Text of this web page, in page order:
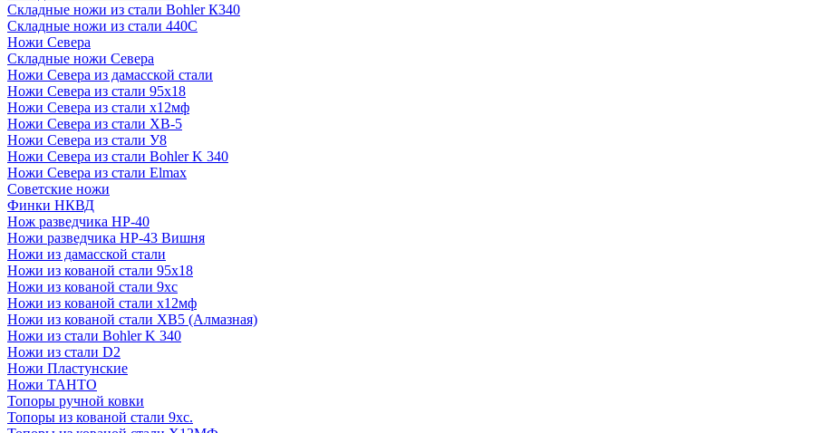
Складные ножи из стали Bohler К340
Складные ножи из стали 440С
Ножи Севера
Складные ножи Севера
Ножи Севера из дамасской стали
Ножи Севера из стали 95х18
Ножи Севера из стали х12мф
Ножи Севера из стали ХВ-5
Ножи Севера из стали У8
Ножи Севера из стали Bohler K 340
Ножи Севера из стали Elmax
Советские ножи
Финки НКВД
Нож разведчика НР-40
Ножи разведчика НР-43 Вишня
Ножи из дамасской стали
Ножи из кованой стали 95х18
Ножи из кованой стали 9хс
Ножи из кованой стали х12мф
Ножи из кованой стали ХВ5 (Алмазная)
Ножи из стали Bohler K 340
Ножи из стали D2
Ножи Пластунские
Ножи ТАНТО
Топоры ручной ковки
Топоры из кованой стали 9хс.